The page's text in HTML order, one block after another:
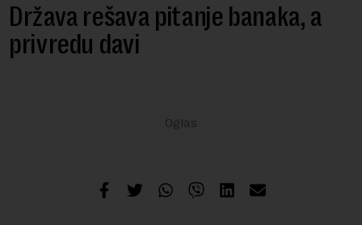
Država rešava pitanje banaka, a
privredu davi